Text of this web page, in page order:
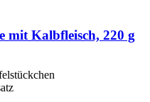
mit Kalbfleisch, 220 g